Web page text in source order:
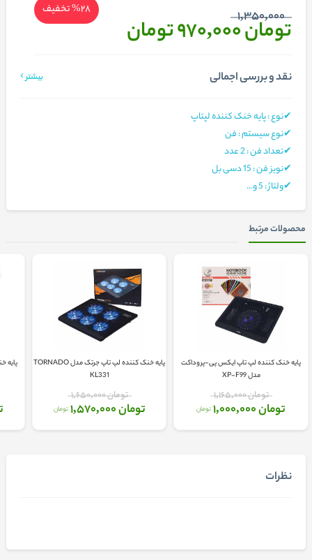
1,350,000
تومان 970,000 تومان
%28تخفیف
نقد و بررسی اجمالی بیشتر
✔نوع : پایه خنک کننده لپتاپ
✔نوع سیستم : فن
✔تعداد فن : 2 عدد
✔نویز فن : 15 دسی بل
✔ولتاژ : 5 و...
محصولات مرتبط
پایه خنک کننده لپ تاپ ایکس پی-پروداکت
مدل XP-F99
تومان 1,165,000
تومان 1,000,000 تومان
پایه خنک کننده لپ تاپ جرتک مدل TORNADO
KL331
تومان 1,650,000
تومان 1,570,000 تومان
نظرات